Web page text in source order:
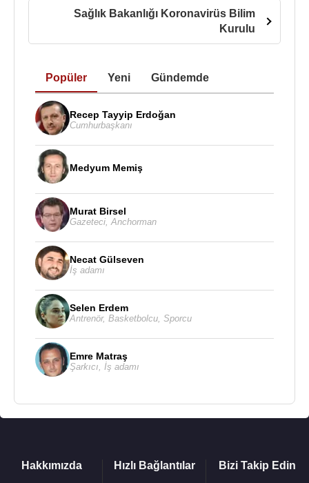
Sağlık Bakanlığı Koronavirüs Bilim
Kurulu
Popüler Yeni Gündemde
Recep Tayyip Erdoğan
Cumhurbaşkanı
Medyum Memiş
Murat Birsel
Gazeteci Anchorman
Necat Gülseven
İş adamı
Selen Erdem
Antrenör, Basketbolcu Sporcu
Emre Matraş
Şarkıcı İş adamı
Hakkımızda Hızlı Bağlantılar Bizi Takip Edin